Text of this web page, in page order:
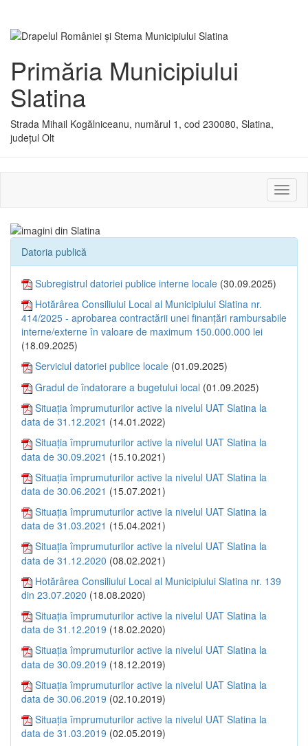
Primăria Municipiului
Slatina
Strada Mihail Kogălniceanu, numărul 1, cod 230080, Slatina,
județul Olt
sau
Datoria publică
Subregistrul datoriei publice interne locale (30.09.2025)
Hotărârea Consiliului Local al Municipiului Slatina nr.
414/2025 - aprobarea contractării unei finanțări rambursabile
interne/externe în valoare de maximum 150.000.000 lei
(18.09.2025)
Serviciul datoriei publice locale (01.09.2025)
Gradul de îndatorare a bugetului local (01.09.2025)
Situația împrumuturilor active la nivelul UAT Slatina la
data de 31.12.2021 (14.01.2022)
Situația împrumuturilor active la nivelul UAT Slatina la
data de 30.09.2021 (15.10.2021)
Situația împrumuturilor active la nivelul UAT Slatina la
data de 30.06.2021 (15.07.2021)
Situația împrumuturilor active la nivelul UAT Slatina la
data de 31.03.2021 (15.04.2021)
Situația împrumuturilor active la nivelul UAT Slatina la
data de 31.12.2020 (08.02.2021)
Hotărârea Consiliului Local al Municipiului Slatina nr. 139
din 23.07.2020 (18.08.2020)
Situația împrumuturilor active la nivelul UAT Slatina la
data de 31.12.2019 (18.02.2020)
Situația împrumuturilor active la nivelul UAT Slatina la
data de 30.09.2019 (18.12.2019)
Situația împrumuturilor active la nivelul UAT Slatina la
data de 30.06.2019 (02.10.2019)
Situația împrumuturilor active la nivelul UAT Slatina la
data de 31.03.2019 (02.05.2019)